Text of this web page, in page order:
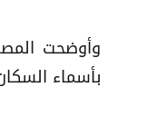
وأوضحت
بأسماء